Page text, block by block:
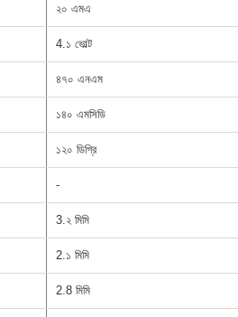
২০ এমএ
4.১ ভোল্ট
৪৭০ এনএম
১৪০ এমসিডি
১২০ ডিগ্রি
-
3.২ মিমি
2.১ মিমি
2.8 মিমি